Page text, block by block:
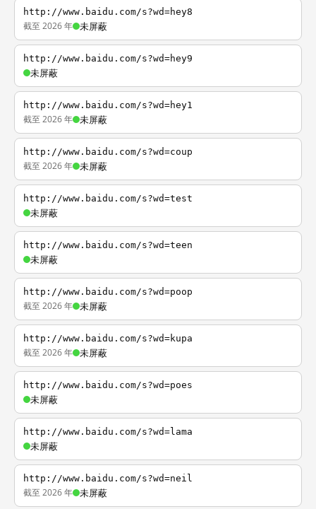
http://www.baidu.com/s?wd=hey8
截至 2026 年 未屏蔽
http://www.baidu.com/s?wd=hey9
未屏蔽
http://www.baidu.com/s?wd=hey1
截至 2026 年 未屏蔽
http://www.baidu.com/s?wd=coup
截至 2026 年 未屏蔽
http://www.baidu.com/s?wd=test
未屏蔽
http://www.baidu.com/s?wd=teen
未屏蔽
http://www.baidu.com/s?wd=poop
截至 2026 年 未屏蔽
http://www.baidu.com/s?wd=kupa
截至 2026 年 未屏蔽
http://www.baidu.com/s?wd=poes
未屏蔽
http://www.baidu.com/s?wd=lama
未屏蔽
http://www.baidu.com/s?wd=neil
截至 2026 年 未屏蔽